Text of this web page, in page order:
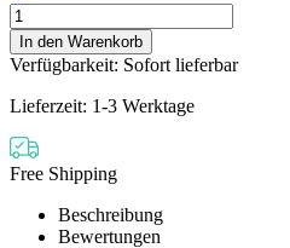
Fortbildungskurs
'Diagnostik
und
Therapie
mittels
Menge
In den Warenkorb
Verfügbarkeit: Sofort lieferbar
Lieferzeit: 1-3 Werktage
Free Shipping
Beschreibung
Bewertungen